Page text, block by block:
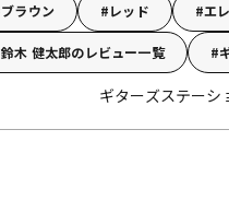
ブラウン レッド エ
鈴木 健太郎のレビュー一覧
ギターズステー